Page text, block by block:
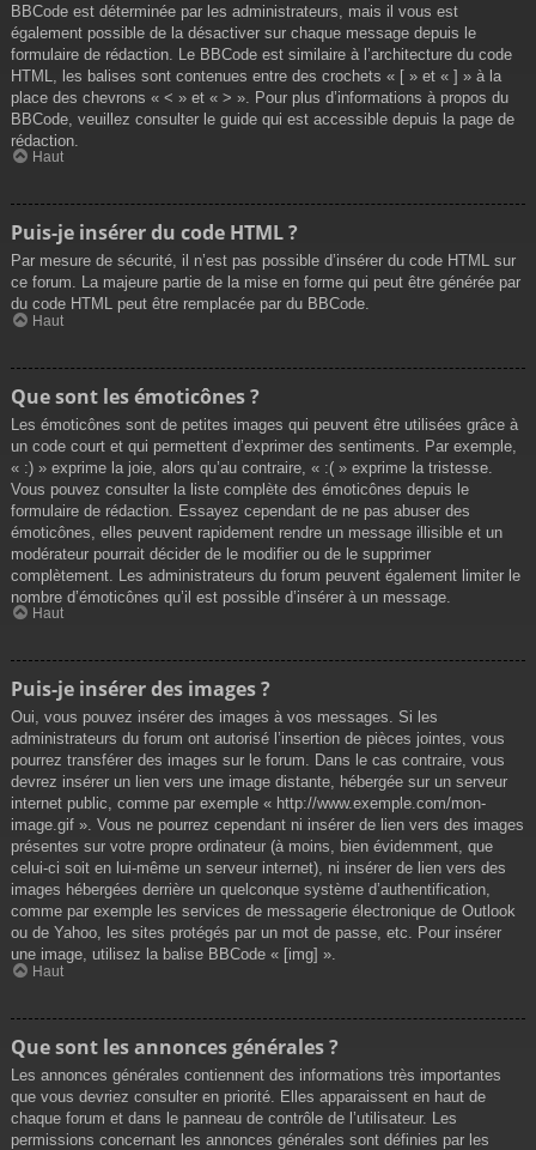
BBCode est déterminée par les administrateurs, mais il vous est
également possible de la désactiver sur chaque message depuis le
formulaire de rédaction. Le BBCode est similaire à l’architecture du code
HTML, les balises sont contenues entre des crochets « [ » et « ] » à la
place des chevrons « < » et « > ». Pour plus d’informations à propos du
BBCode, veuillez consulter le guide qui est accessible depuis la page de
rédaction.
Haut
Puis-je insérer du code HTML ?
Par mesure de sécurité, il n’est pas possible d’insérer du code HTML sur
ce forum. La majeure partie de la mise en forme qui peut être générée par
du code HTML peut être remplacée par du BBCode.
Haut
Que sont les émoticônes ?
Les émoticônes sont de petites images qui peuvent être utilisées grâce à
un code court et qui permettent d’exprimer des sentiments. Par exemple,
« :) » exprime la joie, alors qu’au contraire, « :( » exprime la tristesse.
Vous pouvez consulter la liste complète des émoticônes depuis le
formulaire de rédaction. Essayez cependant de ne pas abuser des
émoticônes, elles peuvent rapidement rendre un message illisible et un
modérateur pourrait décider de le modifier ou de le supprimer
complètement. Les administrateurs du forum peuvent également limiter le
nombre d’émoticônes qu’il est possible d’insérer à un message.
Haut
Puis-je insérer des images ?
Oui, vous pouvez insérer des images à vos messages. Si les
administrateurs du forum ont autorisé l’insertion de pièces jointes, vous
pourrez transférer des images sur le forum. Dans le cas contraire, vous
devrez insérer un lien vers une image distante, hébergée sur un serveur
internet public, comme par exemple « http://www.exemple.com/mon-
image.gif ». Vous ne pourrez cependant ni insérer de lien vers des images
présentes sur votre propre ordinateur (à moins, bien évidemment, que
celui-ci soit en lui-même un serveur internet), ni insérer de lien vers des
images hébergées derrière un quelconque système d’authentification,
comme par exemple les services de messagerie électronique de Outlook
ou de Yahoo, les sites protégés par un mot de passe, etc. Pour insérer
une image, utilisez la balise BBCode « [img] ».
Haut
Que sont les annonces générales ?
Les annonces générales contiennent des informations très importantes
que vous devriez consulter en priorité. Elles apparaissent en haut de
chaque forum et dans le panneau de contrôle de l’utilisateur. Les
permissions concernant les annonces générales sont définies par les